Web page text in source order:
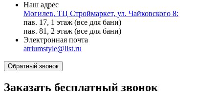
Наш адрес
Могилев, ТЦ Строймаркет, ул. Чайковского 8:
пав. 17, 1 этаж (все для бани)
пав. 81, 2 этаж (все для бани)
Электронная почта
atriumstyle@list.ru
Обратный звонок
Заказать бесплатный звонок